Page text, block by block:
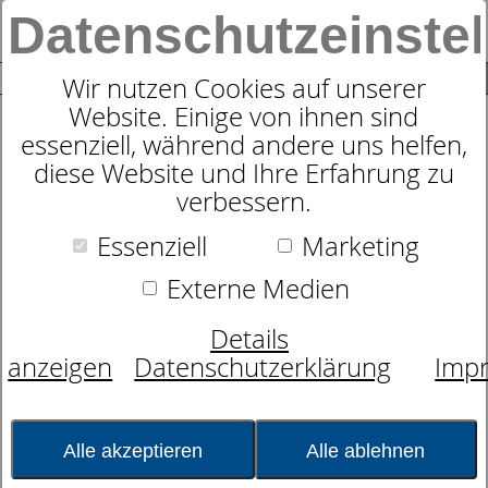
Wir nutzen Cookies auf unserer
Website. Einige von ihnen sind
essenziell, während andere uns helfen,
diese Website und Ihre Erfahrung zu
verbessern.
Essenziell
Marketing
Externe Medien
Details
anzeigen
Datenschutzerklärung
Alle akzeptieren Alle ablehnen
0
Sympathica Nackenstützkissen